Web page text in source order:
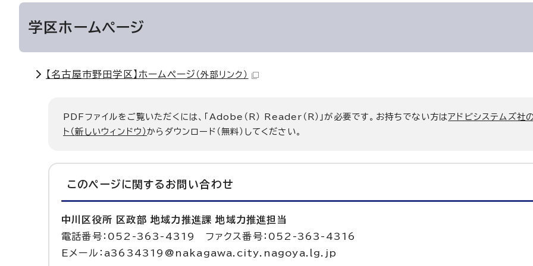
学区ホームページ
【名古屋市野田学区】ホームページ （外部リンク）
PDFファイルをご覧いただくには、「Adobe（R） Reader（R）」が必要です。お持ちでない方はアドビシステムズ社
ト（新しいウィンドウ）からダウンロード（無料）してください。
このページに関する お問い合わせ
中川区役所 区政部 地域力推進課 地域力推進担当
電話番号：052-363-4319 ファクス番号：052-363-4316
Eメール：a3634319@nakagawa.city.nagoya.lg.jp